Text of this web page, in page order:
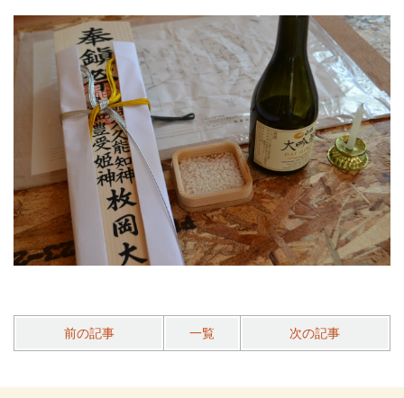
前の記事 一覧 次の記事